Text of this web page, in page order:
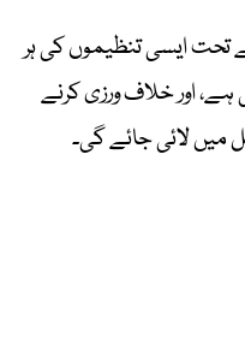
دہشتگردی ایکٹ 1997 کے تحت ایسی تنظیموں کی ہر
اور خلاف ورزی کرنے
میں لائی جائے گی۔